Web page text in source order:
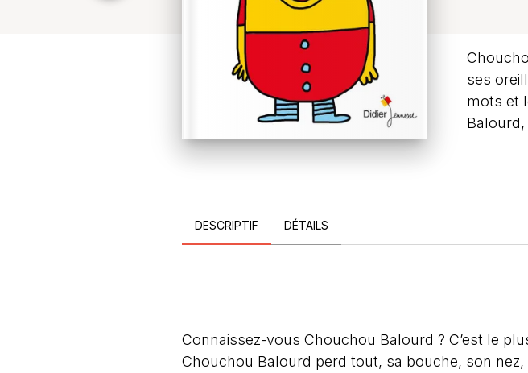
ses
mots et
DESCRIPTIF DÉTAILS
Connaissez-vous Chouchou Balourd ? C’est le
Chouchou Balourd perd tout, sa bouche, son